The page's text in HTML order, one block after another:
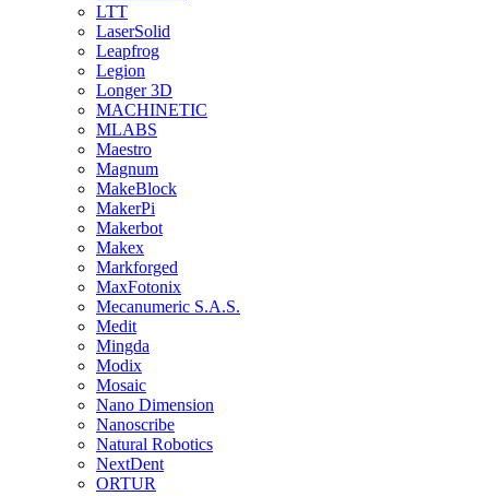
LTT
LaserSolid
Leapfrog
Legion
Longer 3D
MACHINETIC
MLABS
Maestro
Magnum
MakeBlock
MakerPi
Makerbot
Makex
Markforged
MaxFotonix
Mecanumeric S.A.S.
Medit
Mingda
Modix
Mosaic
Nano Dimension
Nanoscribe
Natural Robotics
NextDent
ORTUR